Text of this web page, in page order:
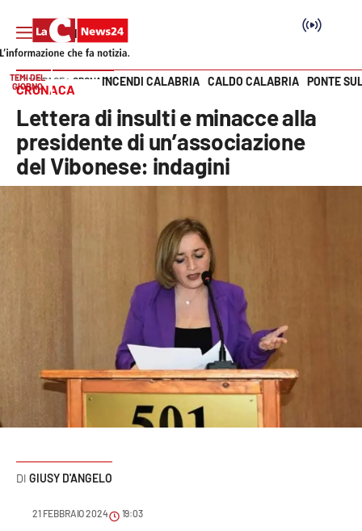
SEZIONI
Cronaca
Economia e lavoro
Sanità
Sport
Vai
TEMI DEL
GIORNO
INCENDI CALABRIA CALDO CALABRIA PONTE
HOME PAGE CRONACA
CRONACA
Lettera di insulti e minacce alla
presidente di un’associazione
del Vibonese: indagini
GIUSY D'ANGELO
21 FEBBRAIO 2024 19:03